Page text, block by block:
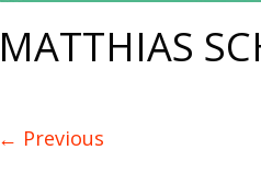
MATTHIAS
← Previous